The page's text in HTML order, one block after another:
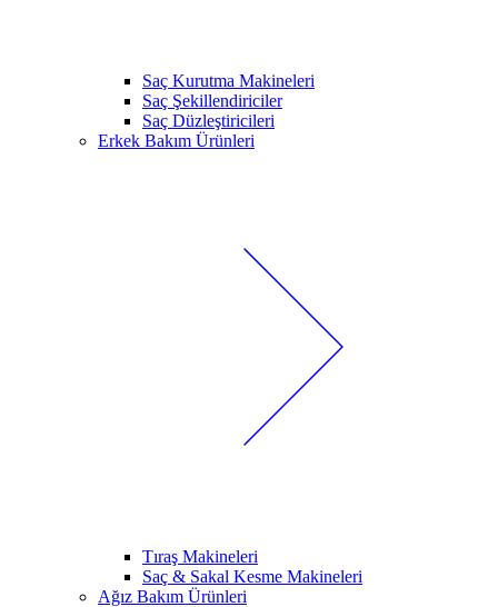
Saç Kurutma Makineleri
Saç Şekillendiriciler
Saç Düzleştiricileri
Erkek Bakım Ürünleri
Tıraş Makineleri
Saç & Sakal Kesme Makineleri
Ağız Bakım Ürünleri